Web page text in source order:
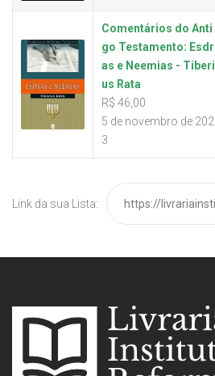
Comentários do Anti
go Testamento: Esdr
as e Neemias - Tiberi
us Rata
R$ 46,00
5 de novembro de 202
3
Link da sua Lista: